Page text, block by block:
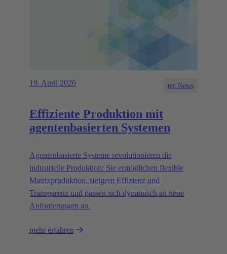
19. April 2026 tec.News
Effiziente Produktion mit
agentenbasierten Systemen
Agentenbasierte Systeme revolutionieren die
industrielle Produktion: Sie ermöglichen flexible
Matrixproduktion, steigern Effizienz und
Transparenz und passen sich dynamisch an neue
Anforderungen an.
mehr erfahren